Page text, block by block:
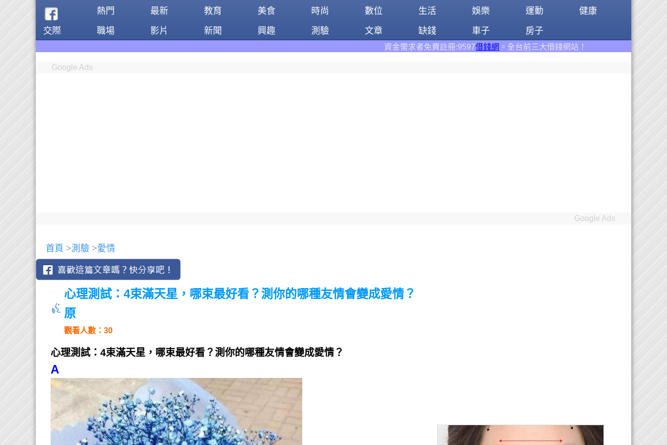
熱門 最新 教育 美食 時尚 數位 生活 娛樂 運動
健康
交際
職場 影片 新聞 興趣 測驗 文章 缺錢 車子 房子
資金需求者免費註冊:9597借錢網。全台前三大借錢網站！
Google Ads
Google Ads
首頁 >測驗 >愛情
心理測試：4束滿天星，哪束最好看？測你的哪種友情會變成愛情？
原
觀看人數：30
心理測試：4束滿天星，哪束最好看？測你的哪種友情會變成愛情？
A